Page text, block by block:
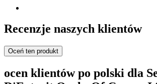
Recenzje naszych klientów
Oceń ten produkt
ocen klientów po polski dla